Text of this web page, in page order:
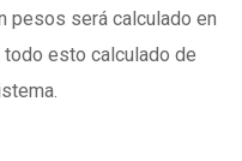
pesos será calculado en
esto calculado de